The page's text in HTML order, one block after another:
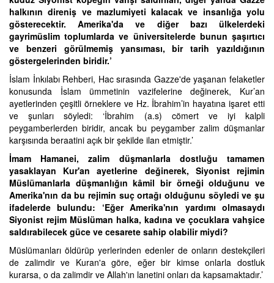
halkının direniş ve mazlumiyeti kalacak ve insanlığa yolu
gösterecektir. Amerika'da ve diğer bazı ülkelerdeki
gayrimüslim toplumlarda ve üniversitelerde bunun şaşırtıcı
ve benzeri görülmemiş yansıması, bir tarih yazıldığının
göstergelerinden biridir.’
İslam İnkılabı Rehberi, Hac sırasında Gazze'de yaşanan felaketler
konusunda İslam ümmetinin vazifelerine değinerek, Kur’an
ayetlerinden çeşitli örneklere ve Hz. İbrahim’in hayatına işaret etti
ve şunları söyledi: ‘İbrahim (a.s) cömert ve iyi kalpli
peygamberlerden biridir, ancak bu peygamber zalim düşmanlar
karşısında beraatini açık bir şekilde ilan etmiştir.’
İmam Hamanei, zalim düşmanlarla dostluğu tamamen
yasaklayan Kur'an ayetlerine değinerek, Siyonist rejimin
Müslümanlarla düşmanlığın kâmil bir örneği olduğunu ve
Amerika'nın da bu rejimin suç ortağı olduğunu söyledi ve şu
ifadelerde bulundu: ‘Eğer Amerika'nın yardımı olmasaydı
Siyonist rejim Müslüman halka, kadına ve çocuklara vahşice
saldırabilecek güce ve cesarete sahip olabilir miydi?
Müslümanları öldürüp yerlerinden edenler de onların destekçileri
de zalimdir ve Kuran'a göre, eğer bir kimse onlarla dostluk
kurarsa, o da zalimdir ve Allah'ın lanetini onları da kapsamaktadır.’